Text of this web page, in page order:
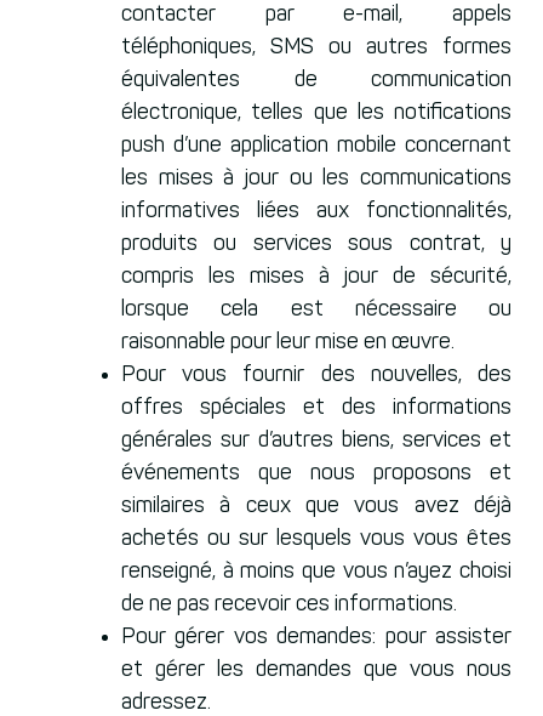
contacter par e-mail, appels
téléphoniques, SMS ou autres formes
équivalentes de communication
électronique, telles que les notifications
push d’une application mobile concernant
les mises à jour ou les communications
informatives liées aux fonctionnalités,
produits ou services sous contrat, y
compris les mises à jour de sécurité,
lorsque cela est nécessaire ou
raisonnable pour leur mise en œuvre.
Pour vous fournir des nouvelles, des
offres spéciales et des informations
générales sur d’autres biens, services et
événements que nous proposons et
similaires à ceux que vous avez déjà
achetés ou sur lesquels vous vous êtes
renseigné, à moins que vous n’ayez choisi
de ne pas recevoir ces informations.
Pour gérer vos demandes: pour assister
et gérer les demandes que vous nous
adressez.